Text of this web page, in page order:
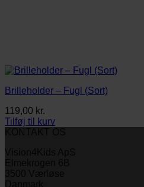
Brilleholder – Fugl (Sort)
119,00 kr.
Tilføj til kurv